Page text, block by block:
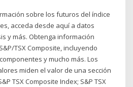
sobre los futuros del índice
acceda desde aquí a datos
y más. Obtenga información
TSX Composite, incluyendo
y mucho más. Los
miden el valor de una sección
TSX Composite Index; S&P TSX